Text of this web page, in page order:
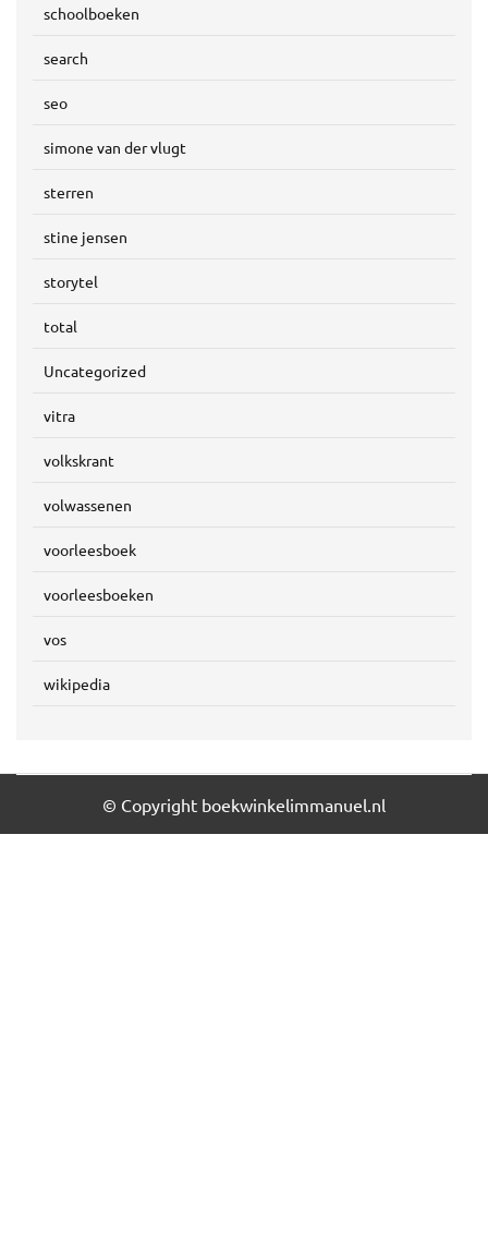
schoolboeken
search
seo
simone van der vlugt
sterren
stine jensen
storytel
total
Uncategorized
vitra
volkskrant
volwassenen
voorleesboek
voorleesboeken
vos
wikipedia
© Copyright boekwinkelimmanuel.nl